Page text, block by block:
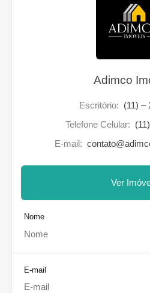
Adimco
Escritório: (11) –
Telefone Celular:
E-mail:
Ver
Nome
E-mail